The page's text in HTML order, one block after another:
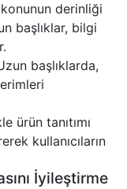
konunun derinliği
başlıklar, bilgi
başlıklarda,
ürün tanıtımı
kullanıcıların
İyileştirme